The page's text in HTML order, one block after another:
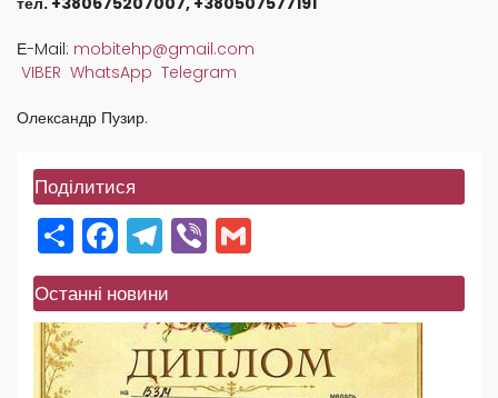
в
Е-Mail: mobitehp@gmail.com
VIBER WhatsApp Telegram
Олександр Пузир.
Поділитися
Share
Facebook
Telegram
Viber
Останні новини